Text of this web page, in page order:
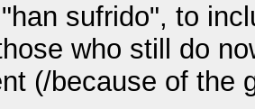
sufrido", to
who still do
(/because of the